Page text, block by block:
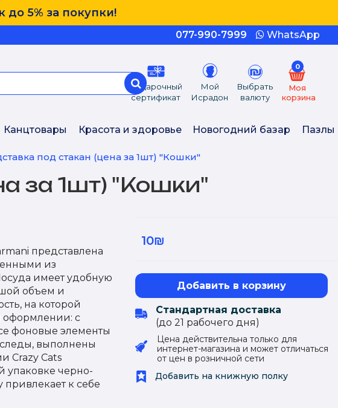
до 5% за покупки!
077-990-7999 WhatsApp
Подарочный
сертификат
Мой
Исрадон
Выбрать
валюту
0
Моя
корзина
Канцтовары Красота и здоровье Новогодний базар Пазлы
под стакан (цена за 1шт) "Кошки"
за 1шт) "Кошки"
представлена
из
имеет удобную
объем и
на которой
оформлении: с
фоновые элементы
выполнены
Crazy Cats
упаковке черно-
привлекает к себе
10₪
Добавить в корзину
Стандартная доставка
(до 21 рабочего дня)
Цена действительна только для
интернет-магазина и может отличаться
от цен в розничной сети
Добавить на книжную полку